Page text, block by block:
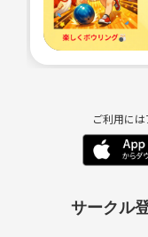
ご利用に
サークル